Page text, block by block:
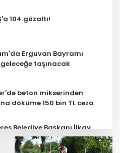
104 gözaltı!
Erguvan Bayramı
taşınacak
beton mikserinden
döküme 150 bin TL ceza
Belediye Başkanı İlkay
ihraç talebiyle disipline